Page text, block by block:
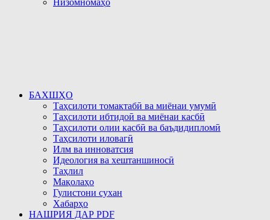
Низомномаҳо
БАХШҲО
Таҳсилоти томактабӣ ва миёнаи умумӣ
Таҳсилоти ибтидоӣ ва миёнаи касбӣ
Таҳсилоти олии касбӣ ва баъдидипломӣ
Таҳсилоти иловагӣ
Илм ва инноватсия
Идеология ва хештаншиносӣ
Таҳлил
Мақолаҳо
Гулистони сухан
Хабарҳо
НАШРИЯ ДАР PDF